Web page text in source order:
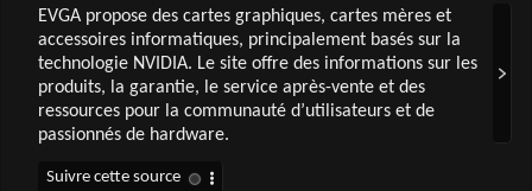
EVGA propose des cartes graphiques, cartes mères et
accessoires informatiques, principalement basés sur la
technologie NVIDIA. Le site offre des informations sur les
produits, la garantie, le service après-vente et des
ressources pour la communauté d’utilisateurs et de
passionnés de hardware.